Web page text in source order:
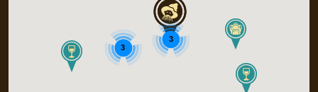
3
3